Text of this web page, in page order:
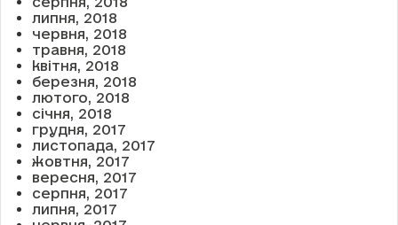
липня, 2018
червня, 2018
травня, 2018
квітня, 2018
березня, 2018
лютого, 2018
січня, 2018
грудня, 2017
листопада, 2017
жовтня, 2017
вересня, 2017
серпня, 2017
липня, 2017